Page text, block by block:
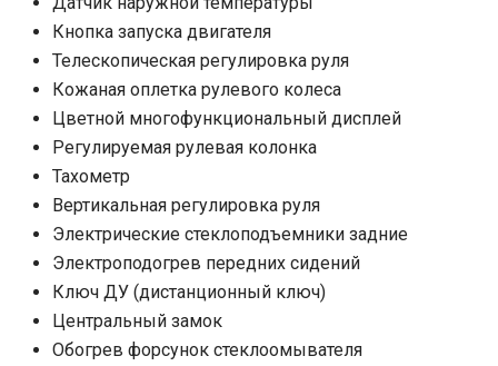
Кнопка запуска двигателя
Телескопическая регулировка руля
Кожаная оплетка рулевого колеса
Цветной многофункциональный дисплей
Регулируемая рулевая колонка
Тахометр
Вертикальная регулировка руля
Электрические стеклоподъемники задние
Электроподогрев передних сидений
Ключ ДУ (дистанционный ключ)
Центральный замок
Обогрев форсунок стеклоомывателя